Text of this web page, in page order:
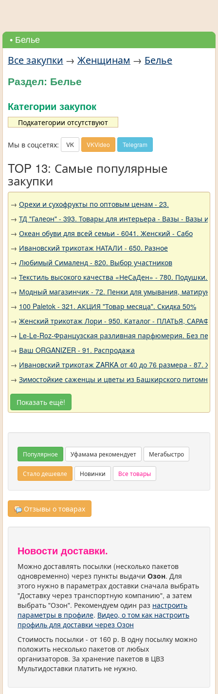
• Белье
Все закупки → Женщинам → Белье
Раздел: Белье
Категории закупок
Подкатегории отсутствуют
Мы в соцсетях: VK VKVideo Telegram
TOP 13: Самые популярные
закупки
→ Орехи и сухофрукты по оптовым ценам - 23.
→ ТД "Галеон" - 393. Товары для интерьера - Вазы - Вазы из
→ Океан обуви для всей семьи - 6041. Женский - Сабо
→ Ивановский трикотаж НАТАЛИ - 650. Разное
→ Любимый Сималенд - 820. Выбор участников
→ Текстиль высокого качества «НеСаДен» - 780. Подушки.
→ Модный магазинчик - 72. Пенки для умывания,
→ 100 Paletok - 321. АКЦИЯ "Товар месяца". Скидка 50%
→ Женский трикотаж Лори - 950. Каталог - ПЛАТЬЯ,
→ Le-Le-Roz-Французская разливная парфюмерия. Без
→ Ваш ORGANIZER - 91. Распродажа
→ Ивановский трикотаж ZARKA от 40 до 76 размера - 87.
→ Зимостойкие саженцы и цветы из Башкирского
Показать ещё!
Популярное Уфамама рекомендует Мегабыстро
Стало дешевле Новинки Все товары
Отзывы о товарах
Новости доставки.
Можно доставлять посылки (несколько пакетов
одновременно) через пункты выдачи Озон. Для
этого нужно в параметрах доставки сначала выбрать
"Доставку через транспортную компанию", а затем
выбрать "Озон". Рекомендуем один раз настроить
параметры в профиле. Видео, о том как настроить
профиль для доставки через Озон
Стоимость посылки - от 160 р. В одну посылку можно
положить несколько пакетов от любых
организаторов. За хранение пакетов в ЦВЗ
Мультидоставки платить не нужно.